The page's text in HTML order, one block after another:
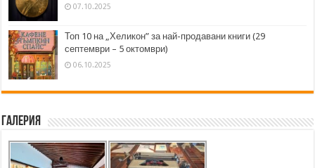
07.10.2025
Топ 10 на „Хеликон” за най-продавани книги (29
септември – 5 октомври)
06.10.2025
Галерия